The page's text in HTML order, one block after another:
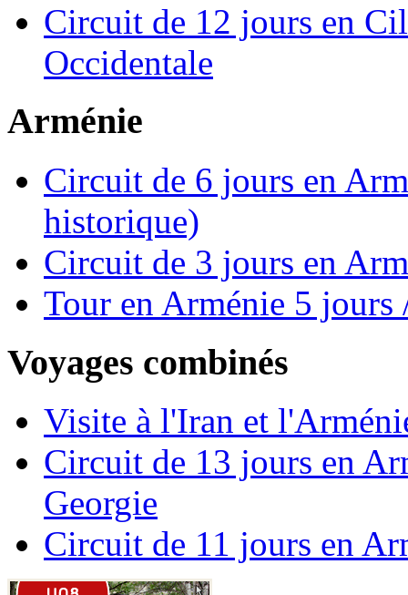
Circuit de 12 jours en
Occidentale
Arménie
Circuit de 6 jours en
historique)
Circuit de 3 jours en
Tour en Arménie 5 jours
Voyages combinés
Visite à l'Iran et
Circuit de 13 jours en
Georgie
Circuit de 11 jours en